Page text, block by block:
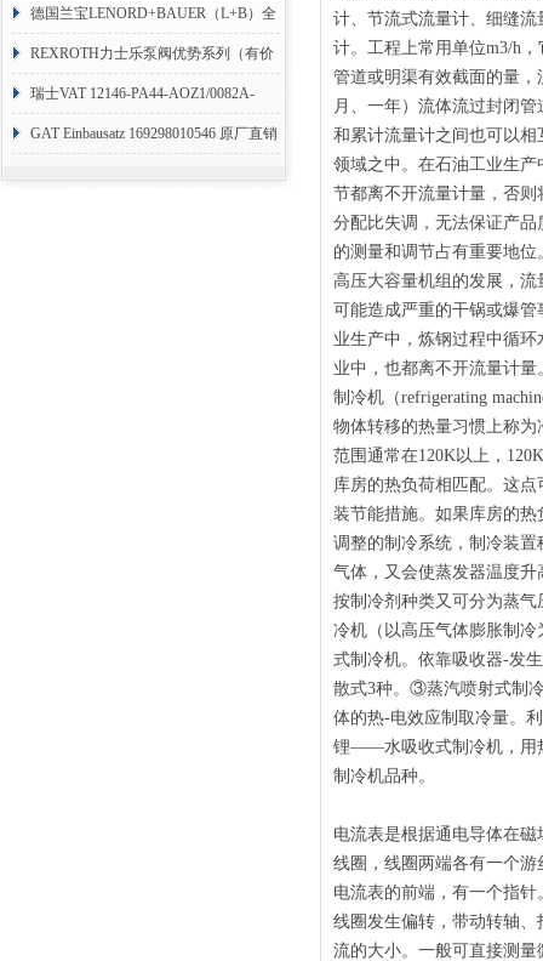
RHM3050MR081A01
德国兰宝LENORD+BAUER（L+B）全
系列编码器
REXROTH力士乐泵阀优势系列（有价
目表）
瑞士VAT 12146-PA44-AOZ1/0082A-
1173938
GAT Einbausatz 169298010546 原厂直销
计、节流式流量计、细缝
计。工程上常用单位m3/h
管道或明渠有效截面的量
月、一年）流体流过封闭
和累计流量计之间也可以
领域之中。在石油工业生
节都离不开流量计量，否
分配比失调，无法保证产
的测量和调节占有重要地
高压大容量机组的发展，
可能造成严重的干锅或爆
业生产中，炼钢过程中循
业中，也都离不开流量计量
制冷机（refrigerating
物体转移的热量习惯上称
范围通常在120K以上，
库房的热负荷相匹配。这
装节能措施。如果库房的
调整的制冷系统，制冷装
气体，又会使蒸发器温度
按制冷剂种类又可分为蒸
冷机（以高压气体膨胀制
式制冷机。依靠吸收器-发
散式3种。③蒸汽喷射式制
体的热-电效应制取冷量。
锂——水吸收式制冷机，用
制冷机品种。
电流表是根据通电导体在
线圈，线圈两端各有一个
电流表的前端，有一个指
线圈发生偏转，带动转轴
流的大小。一般可直接测